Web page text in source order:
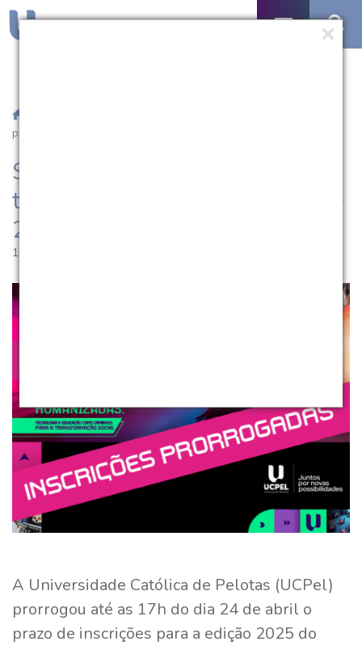
prorrogadas até 24 de abril
Salão Universitário da UCPel
tem inscrições prorrogadas até
24 de abril
11.04.2025 | 12:08
A Universidade Católica de Pelotas (UCPel)
prorrogou até as 17h do dia 24 de abril o
prazo de inscrições para a edição 2025 do